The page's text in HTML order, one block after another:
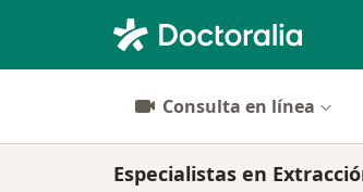
Consulta en línea
Especialistas en